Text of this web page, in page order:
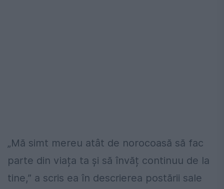
„Mă simt mereu atât de norocoasă să fac
parte din viața ta și să învăț continuu de la
tine,” a scris ea în descrierea postării sale